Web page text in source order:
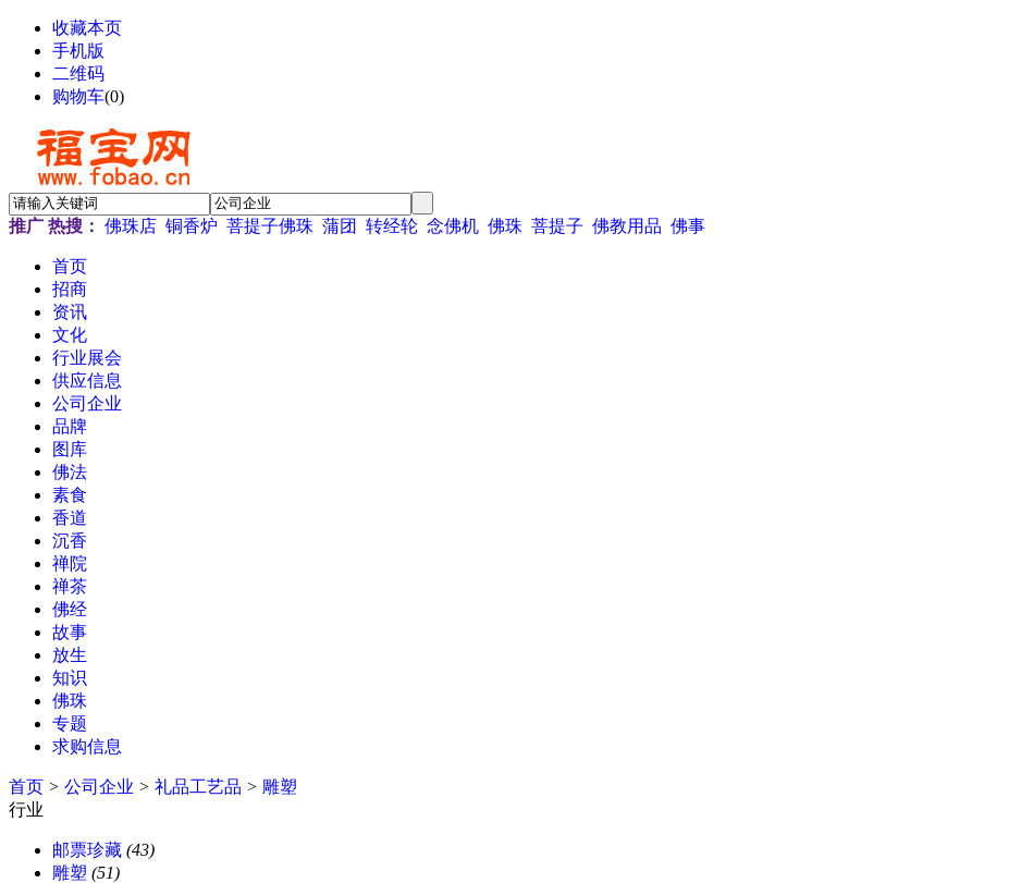
收藏本页
手机版
二维码
购物车(0)
推广 热搜： 佛珠店 铜香炉 菩提子佛珠 蒲团 转经轮 念佛机 佛珠 菩提子 佛教用品 佛事
首页
招商
资讯
文化
行业展会
供应信息
公司企业
品牌
图库
佛法
素食
香道
沉香
禅院
禅茶
佛经
故事
放生
知识
佛珠
专题
求购信息
首页 > 公司企业 > 礼品工艺品 > 雕塑
行业
邮票珍藏 (43)
雕塑 (51)